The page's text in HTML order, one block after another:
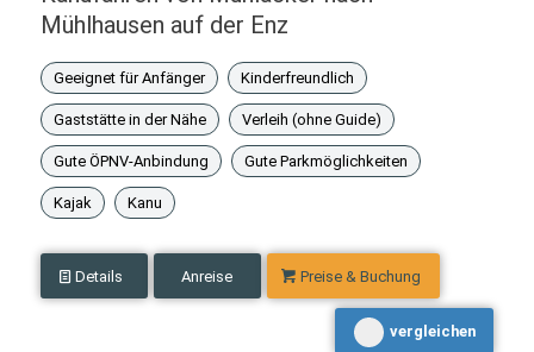
Mühlhausen auf der Enz
Geeignet für Anfänger Kinderfreundlich
Gaststätte in der Nähe Verleih (ohne Guide)
Gute ÖPNV-Anbindung Gute Parkmöglichkeiten
Kajak Kanu
Details Anreise Preise & Buchung
vergleichen